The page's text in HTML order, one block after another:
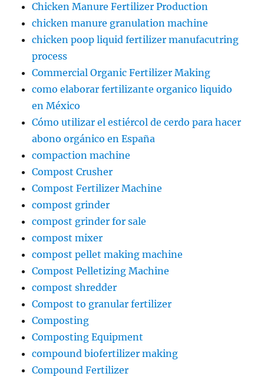
Chicken Manure Fertilizer Production
chicken manure granulation machine
chicken poop liquid fertilizer manufacutring
process
Commercial Organic Fertilizer Making
como elaborar fertilizante organico liquido
en México
Cómo utilizar el estiércol de cerdo para hacer
abono orgánico en España
compaction machine
Compost Crusher
Compost Fertilizer Machine
compost grinder
compost grinder for sale
compost mixer
compost pellet making machine
Compost Pelletizing Machine
compost shredder
Compost to granular fertilizer
Composting
Composting Equipment
compound biofertilizer making
Compound Fertilizer